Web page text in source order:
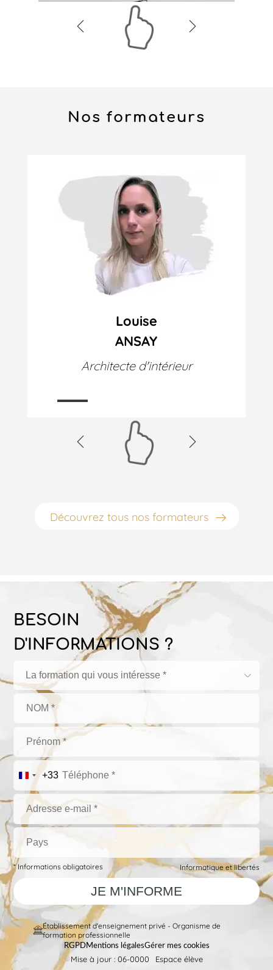
Nos formateurs
Louise
ANSAY
Architecte d'intérieur
Découvrez tous nos formateurs
BESOIN
D'INFORMATIONS ?
La formation qui vous intéresse *
+33
* Informations obligatoires Informatique et libertés
RGPDMentions légalesGérer mes cookies
Établissement d'enseignement privé - Organisme de
formation professionnelle
Mise à jour : 06-0000 Espace élève